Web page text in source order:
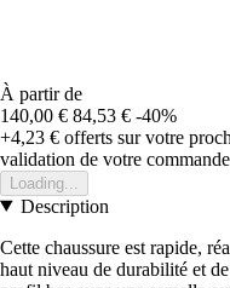
À partir de
140,00 € 84,53 € -40%
+4,23 € offerts sur votre
validation de votre commande
Loading...
Description
Cette chaussure est rapide,
haut niveau de durabilité et